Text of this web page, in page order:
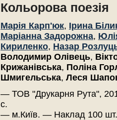
Кольорова поезія
Марія Карп'юк, Ірина
Маріанна Задорожна,
Кириленко, Назар
Володимир Олівець,
Крижанівська, Поліна
Шмигельська, Леся
— ТОВ "Друкарня Рута",
с.
— м.Київ. — Наклад 100 шт.